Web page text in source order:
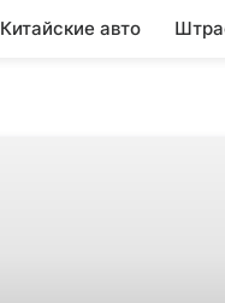
Китайские авто